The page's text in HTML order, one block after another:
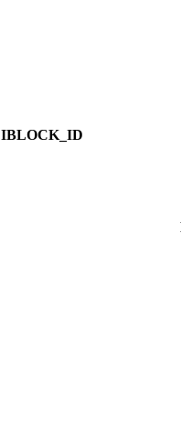
IBLOCK_ID